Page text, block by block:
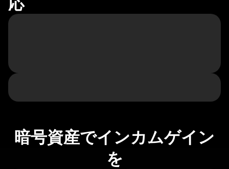
暗号資産でインカムゲイン
を